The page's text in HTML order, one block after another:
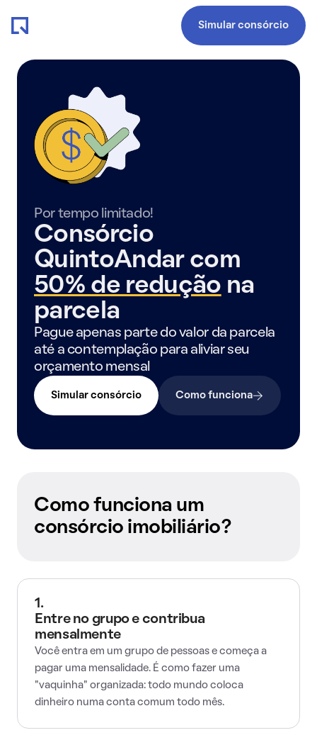
Simular consórcio
Por tempo limitado!
Consórcio
QuintoAndar com
50% de redução na
parcela
Pague apenas parte do valor da parcela
até a contemplação para aliviar seu
orçamento mensal
Simular consórcio Como funciona
Como funciona um
consórcio imobiliário?
1.
Entre no grupo e contribua
mensalmente
Você entra em um grupo de pessoas e começa a
pagar uma mensalidade. É como fazer uma
"vaquinha" organizada: todo mundo coloca
dinheiro numa conta comum todo mês.